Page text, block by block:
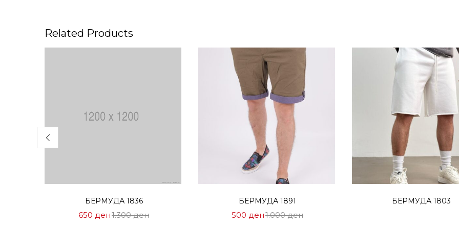
Related Products
БЕРМУДА 1836
650 денЦена
1.300денНормална
БЕРМУДА 1891
500 денЦена
1.000денНормална
БЕРМУДА 1803